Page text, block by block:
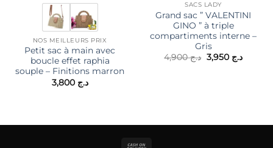
NOS MEILLEURS PRIX
Petit sac à main avec
boucle effet raphia
souple – Finitions marron
د.ج 3,800
SACS LADY
Grand sac ” VALENTINI
GINO ” à triple
compartiments interne –
Gris
د.ج4,900
Le
prix
د.ج 3,950
Le